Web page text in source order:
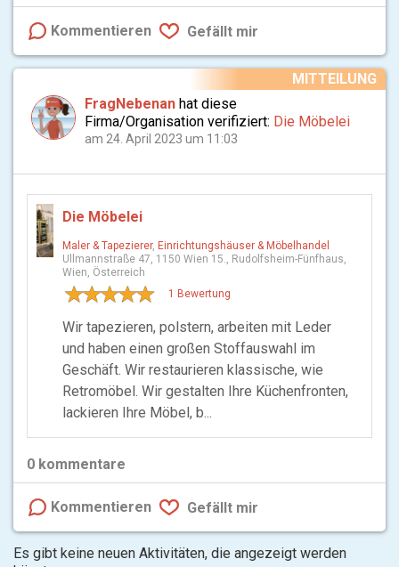
Kommentieren Gefällt mir
MITTEILUNG
FragNebenan hat diese
Firma/Organisation verifiziert: Die Möbelei
am 24. April 2023 um 11:03
Die Möbelei
Maler & Tapezierer, Einrichtungshäuser & Möbelhandel
Ullmannstraße 47, 1150 Wien 15., Rudolfsheim-Fünfhaus,
Wien, Österreich
1 Bewertung
Wir tapezieren, polstern, arbeiten mit Leder
und haben einen großen Stoffauswahl im
Geschäft. Wir restaurieren klassische, wie
Retromöbel. Wir gestalten Ihre Küchenfronten,
lackieren Ihre Möbel, b...
0 kommentare
Kommentieren Gefällt mir
Es gibt keine neuen Aktivitäten, die angezeigt werden